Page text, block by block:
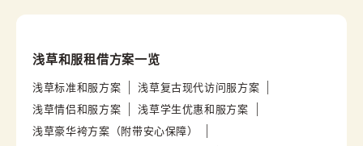
浅草和服租借方案一览
浅草标准和服方案
浅草复古现代访问服方案
浅草情侣和服方案
浅草学生优惠和服方案
浅草豪华袴方案（附带安心保障）